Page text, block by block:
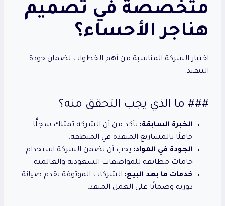
متخصصة في تصميم
هناجر الأحساء؟
اختيار الشركة المناسبة من أهم الخطوات لضمان جودة
التنفيذ.
### ما الذي يجب التحقق منه؟
الخبرة السابقة: تأكد من أن الشركة تمتلك سجلًّا
حافلًا بالمشاريع المنفذة في المنطقة.
الجودة في المواد: يجب أن تضمن الشركة استخدام
خامات مطابقة للمواصفات السعودية والعالمية.
خدمات ما بعد البيع: الشركات الموثوقة تقدم صيانة
دورية وضمانًا على العمل المنفذ.